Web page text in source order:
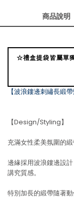
商品說明
☆禮盒提袋皆屬單
【波浪鏤邊刺繡長緞帶
【Design/Styling】
充滿女性柔美氛圍的
邊緣採用波浪鏤邊設
講究質感。
特別加長的緞帶隨著